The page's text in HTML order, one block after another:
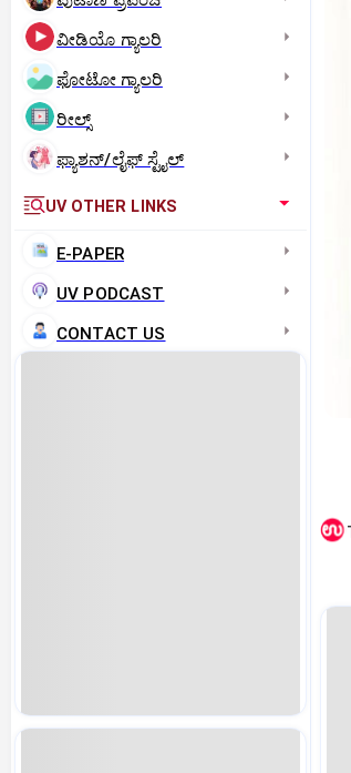
ವೀಡಿಯೊ ಗ್ಯಾಲರಿ
ಫೋಟೋ ಗ್ಯಾಲರಿ
ರೀಲ್ಸ್
ಫ್ಯಾಶನ್/ಲೈಫ್‌ ಸ್ಟೈಲ್
UV OTHER LINKS
E-PAPER
UV PODCAST
CONTACT US